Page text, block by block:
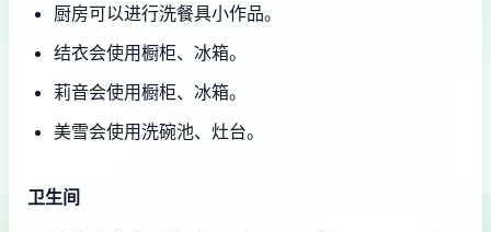
厨房可以进行洗餐具小作品。
结衣会使用橱柜、冰箱。
莉音会使用橱柜、冰箱。
美雪会使用洗碗池、灶台。
卫生间